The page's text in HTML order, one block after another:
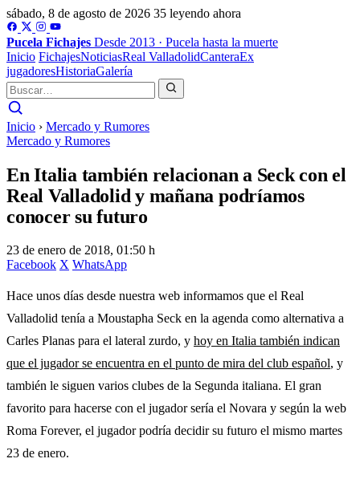
sábado, 8 de agosto de 2026 35 leyendo ahora
Pucela Fichajes Desde 2013 · Pucela hasta la muerte
Inicio FichajesNoticiasReal ValladolidCanteraEx
jugadoresHistoriaGalería
Inicio › Mercado y Rumores
Mercado y Rumores
En Italia también relacionan a Seck con el
Real Valladolid y mañana podríamos
conocer su futuro
23 de enero de 2018, 01:50 h
Facebook X WhatsApp
Hace unos días desde nuestra web informamos que el Real
Valladolid tenía a Moustapha Seck en la agenda como alternativa a
Carles Planas para el lateral zurdo, y hoy en Italia también indican
que el jugador se encuentra en el punto de mira del club español, y
también le siguen varios clubes de la Segunda italiana. El gran
favorito para hacerse con el jugador sería el Novara y según la web
Roma Forever, el jugador podría decidir su futuro el mismo martes
23 de enero.